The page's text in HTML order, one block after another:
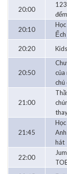
20:00
đếm
20:10
20:20
20:50
của
chú
21:00
21:45
hát
22:00